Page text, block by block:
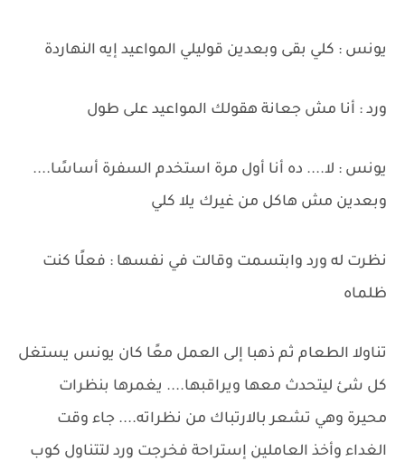
يونس : كلي بقى وبعدين قوليلي المواعيد إيه النهاردة
ورد : أنا مش جعانة هقولك المواعيد على طول
يونس : لا.... ده أنا أول مرة استخدم السفرة أساسًا....
وبعدين مش هاكل من غيرك يلا كلي
نظرت له ورد وابتسمت وقالت في نفسها : فعلًا كنت
ظلماه
تناولا الطعام ثم ذهبا إلى العمل معًا كان يونس يستغل
كل شئ ليتحدث معها ويراقبها.... يغمرها بنظرات
محيرة وهي تشعر بالارتباك من نظراته.... جاء وقت
الغداء وأخذ العاملين إستراحة فخرجت ورد لتتناول كوب